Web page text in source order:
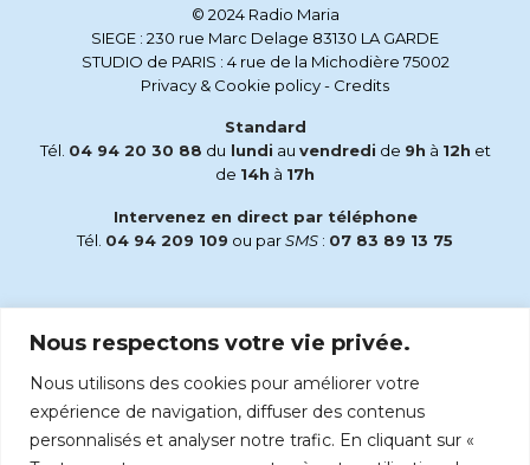
Nous respectons votre vie privée.
Nous utilisons des cookies pour améliorer votre
expérience de navigation, diffuser des contenus
personnalisés et analyser notre trafic. En cliquant sur «
© 2024 Radio Maria
SIEGE : 230 rue Marc Delage 83130 LA GARDE
STUDIO de PARIS : 4 rue de la Michodière 75002
Privacy & Cookie policy- Credits
Standard
Tél. 04 94 20 30 88 du lundi au vendredi de 9h à 12h et
de 14h à 17h
Intervenez en direct par téléphone
Tél. 04 94 209 109 ou parSMS : 07 83 89 13 75
accueil@radiomaria.fr
Écoutez Radio Maria sur :